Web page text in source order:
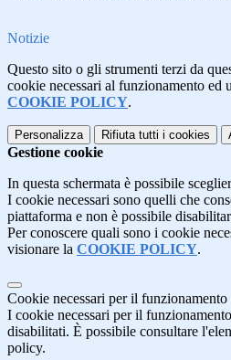
Notizie
Questo sito o gli strumenti terzi da
cookie necessari al funzionamento
COOKIE POLICY.
Personalizza Rifiuta tutti i cookies
Gestione cookie
In questa schermata è possibile
I cookie necessari sono quelli che
piattaforma e non è possibile
Per conoscere quali sono i cookie
visionare la COOKIE POLICY.
Cookie necessari per il funzionamento
I cookie necessari per il
disabilitati. È possibile consultare
policy.